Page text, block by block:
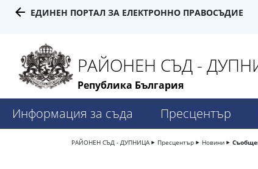
ЕДИНЕН ПОРТАЛ ЗА ЕЛЕКТРОННО ПРАВОСЪДИЕ
РАЙОНЕН СЪД -
Република България
Информация за съда Пресцентър
РАЙОНЕН СЪД - ДУПНИЦА Пресцентър Новини